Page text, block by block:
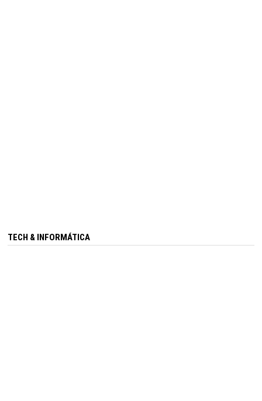
TECH & INFORMÁTICA